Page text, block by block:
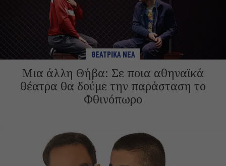
ΘΕΑΤΡΙΚΑ ΝΕΑ
Μια άλλη Θήβα: Σε ποια αθηναϊκά
θέατρα θα δούμε την παράσταση το
Φθινόπωρο